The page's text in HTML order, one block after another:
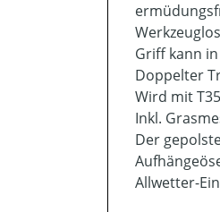
Griff kann
Doppelter
Wird mit
Inkl.
Der
Allwetter-